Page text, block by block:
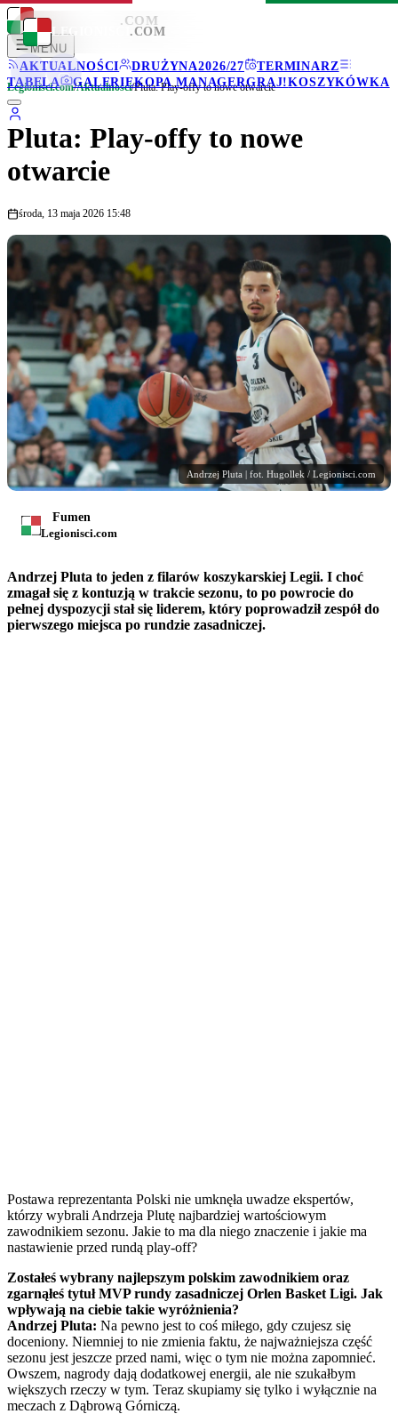
LEGIONISCI .COM
MENU
AKTUALNOŚCI
DRUŻYNA2026/27
TERMINARZ
TABELA
GALERIEKOPA MANAGERGRAJ!KOSZYKÓWKA
LEGIONISCI .COM
Legionisci.com/Aktualności/Pluta: Play-offy to nowe otwarcie
Pluta: Play-offy to nowe
otwarcie
środa, 13 maja 2026 15:48
Andrzej Pluta | fot. Hugollek / Legionisci.com
Fumen
Legionisci.com
Andrzej Pluta to jeden z filarów koszykarskiej Legii. I choć
zmagał się z kontuzją w trakcie sezonu, to po powrocie do
pełnej dyspozycji stał się liderem, który poprowadził zespół do
pierwszego miejsca po rundzie zasadniczej.
Postawa reprezentanta Polski nie umknęła uwadze ekspertów,
którzy wybrali Andrzeja Plutę najbardziej wartościowym
zawodnikiem sezonu. Jakie to ma dla niego znaczenie i jakie ma
nastawienie przed rundą play-off?
Zostałeś wybrany najlepszym polskim zawodnikiem oraz
zgarnąłeś tytuł MVP rundy zasadniczej Orlen Basket Ligi. Jak
wpływają na ciebie takie wyróżnienia?
Andrzej Pluta: Na pewno jest to coś miłego, gdy czujesz się
doceniony. Niemniej to nie zmienia faktu, że najważniejsza część
sezonu jest jeszcze przed nami, więc o tym nie można zapomnieć.
Owszem, nagrody dają dodatkowej energii, ale nie szukałbym
większych rzeczy w tym. Teraz skupiamy się tylko i wyłącznie na
meczach z Dąbrową Górniczą.